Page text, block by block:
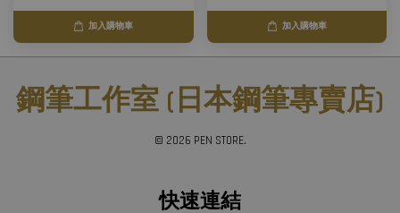
加入購物車 加入購物車
鋼筆工作室 (日本鋼筆專賣店)
© 2026 PEN STORE.
快速連結